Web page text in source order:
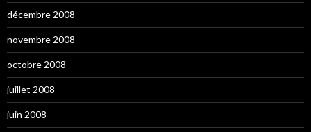
décembre 2008
novembre 2008
octobre 2008
juillet 2008
juin 2008